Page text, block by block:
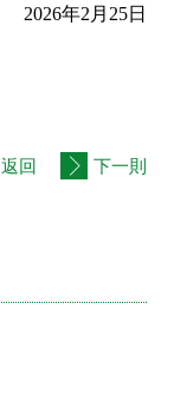
2026年2月25日
返回 下一則